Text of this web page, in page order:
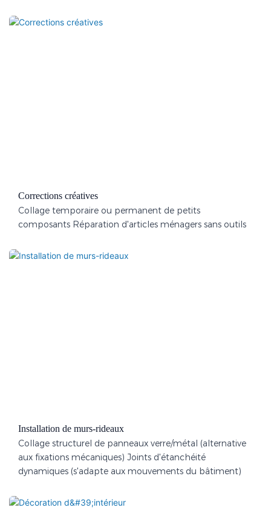
Corrections créatives
Collage temporaire ou permanent de petits
composants Réparation d'articles ménagers sans outils
Installation de murs-rideaux
Collage structurel de panneaux verre/métal (alternative
aux fixations mécaniques) Joints d'étanchéité
dynamiques (s'adapte aux mouvements du bâtiment)